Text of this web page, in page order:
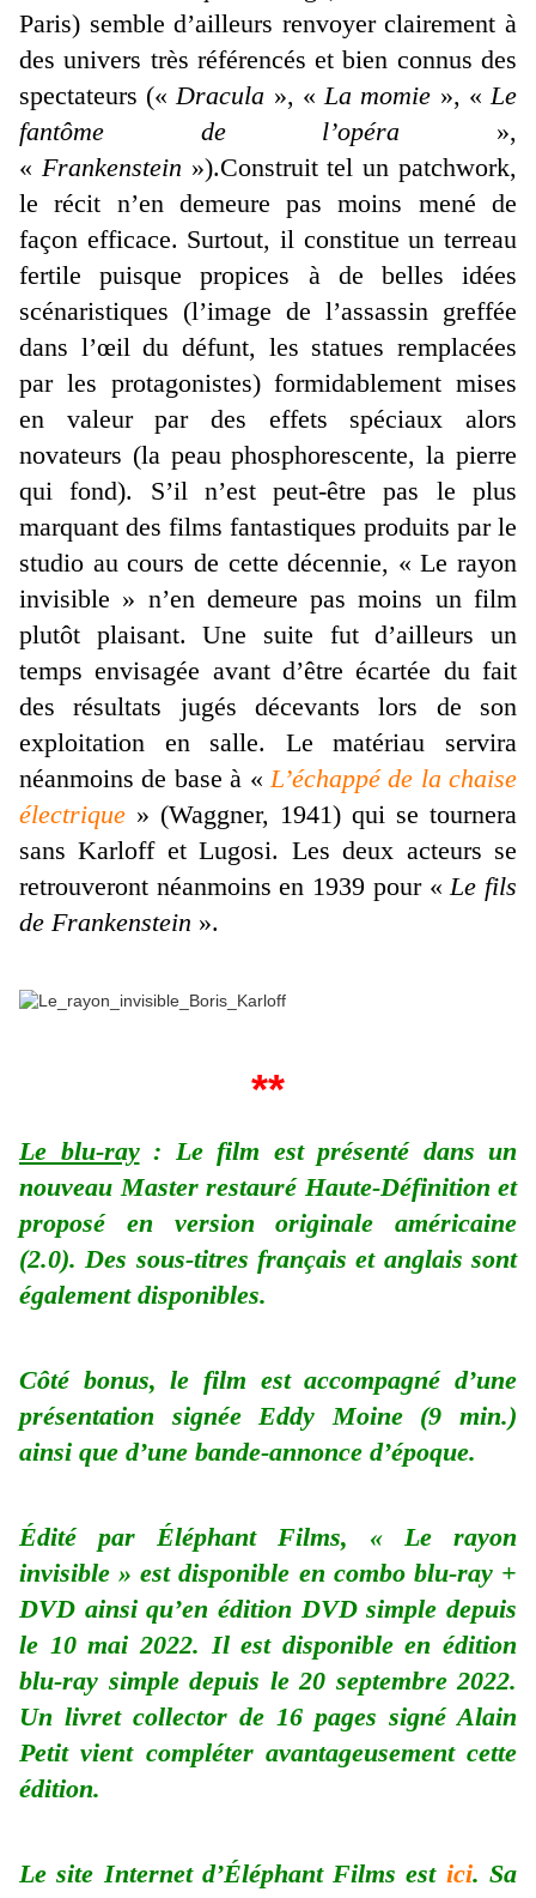
Paris) semble d’ailleurs renvoyer clairement à
des univers très référencés et bien connus des
spectateurs («Dracula », «La momie », «Le
fantôme de l’opéra »,
« Frankenstein »).Construit tel un patchwork,
le récit n’en demeure pas moins mené de
façon efficace. Surtout, il constitue un terreau
fertile puisque propices à de belles idées
scénaristiques (l’image de l’assassin greffée
dans l’œil du défunt, les statues remplacées
par les protagonistes) formidablement mises
en valeur par des effets spéciaux alors
novateurs (la peau phosphorescente, la pierre
qui fond). S’il n’est peut-être pas le plus
marquant des films fantastiques produits par le
studio au cours de cette décennie, « Le rayon
invisible » n’en demeure pas moins un film
plutôt plaisant. Une suite fut d’ailleurs un
temps envisagée avant d’être écartée du fait
des résultats jugés décevants lors de son
exploitation en salle. Le matériau servira
néanmoins de base à «L’échappé de la chaise
électrique » (Waggner, 1941) qui se tournera
sans Karloff et Lugosi. Les deux acteurs se
retrouveront néanmoins en 1939 pour «Le fils
de Frankenstein ».
**
Le blu-ray: Le film est présenté dans un
nouveau Master restauré Haute-Définition et
proposé en version originale américaine
(2.0). Des sous-titres français et anglais sont
également disponibles.
Côté bonus, le film est accompagné d’une
présentation signée Eddy Moine (9 min.)
ainsi que d’une bande-annonce d’époque.
Édité par Éléphant Films, « Le rayon
invisible » est disponible en combo blu-ray +
DVD ainsi qu’en édition DVD simple depuis
le 10 mai 2022. Il est disponible en édition
blu-ray simple depuis le 20 septembre 2022.
Un livret collector de 16 pages signé Alain
Petit vient compléter avantageusement cette
édition.
Le site Internet d’Éléphant Films est ici. Sa